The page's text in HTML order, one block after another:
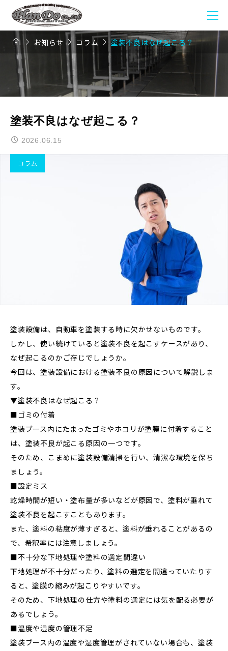
 お知らせ コラム塗装不良はなぜ起こる？
塗装不良はなぜ起こる？
2026.06.15
コラム
塗装設備は、自動車を塗装する時に欠かせないものです。
しかし、使い続けていると塗装不良を起こすケースがあり、
なぜ起こるのかご存じでしょうか。
今回は、塗装設備における塗装不良の原因について解説しま
す。
▼塗装不良はなぜ起こる？
■ゴミの付着
塗装ブース内にたまったゴミやホコリが塗膜に付着すること
は、塗装不良が起こる原因の一つです。
そのため、こまめに塗装設備清掃を行い、清潔な環境を保ち
ましょう。
■設定ミス
乾燥時間が短い・塗布量が多いなどが原因で、塗料が垂れて
塗装不良を起こすこともあります。
また、塗料の粘度が薄すぎると、塗料が垂れることがあるの
で、希釈率には注意しましょう。
■不十分な下地処理や塗料の選定間違い
下地処理が不十分だったり、塗料の選定を間違っていたりす
ると、塗膜の縮みが起こりやすいです。
そのため、下地処理の仕方や塗料の選定には気を配る必要が
あるでしょう。
■温度や湿度の管理不足
塗装ブース内の温度や湿度管理がされていない場合も、塗装